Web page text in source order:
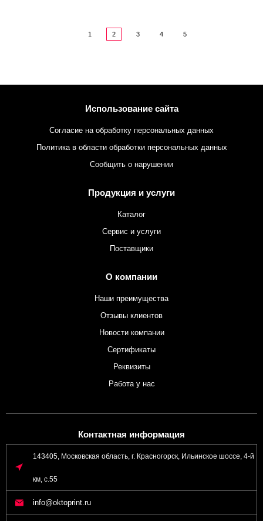
1 2 3 4 5
Использование сайта
Согласие на обработку персональных данных
Политика в области обработки персональных данных
Сообщить о нарушении
Продукция и услуги
Каталог
Сервис и услуги
Поставщики
О компании
Наши преимущества
Отзывы клиентов
Новости компании
Сертификаты
Реквизиты
Работа у нас
Контактная информация
143405, Московская область, г. Красногорск, Ильинское шоссе, 4-й
км, с.55
info@oktoprint.ru